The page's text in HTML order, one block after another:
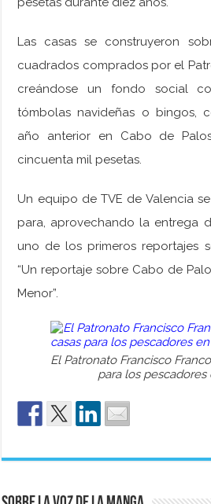
Las casas se construyeron
cuadrados comprados por el
creándose un fondo social
tómbolas navideñas o bingos,
año anterior en Cabo de
cincuenta mil pesetas.
Un equipo de TVE de Valencia
para, aprovechando la entrega
uno de los primeros reportajes
“Un reportaje sobre Cabo de
Menor”.
El Patronato Francisco
para los pescadores